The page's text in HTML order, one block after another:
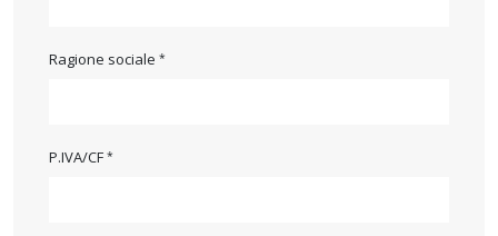
Ragione sociale
P.IVA/CF